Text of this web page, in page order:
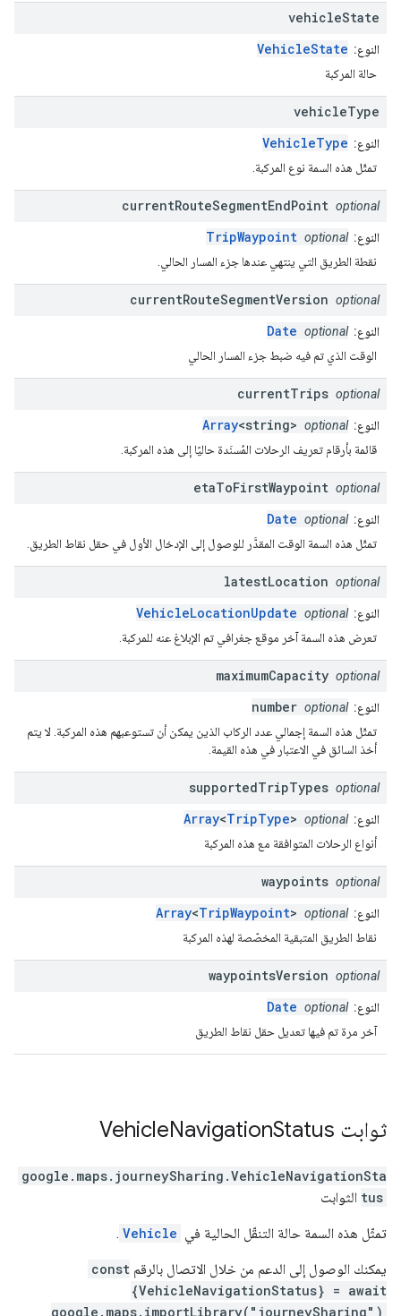
vehicleState
النوع: VehicleState
حالة المركبة
vehicleType
النوع: VehicleType
تمثّل هذه السمة نوع المركبة.
currentRouteSegmentEndPoint optional
النوع: TripWaypoint optional
نقطة الطريق التي ينتهي عندها جزء المسار الحالي.
currentRouteSegmentVersion optional
النوع: Date optional
الوقت الذي تم فيه ضبط جزء المسار الحالي
currentTrips optional
النوع: Array<string> optional
قائمة بأرقام تعريف الرحلات المُسنَدة حاليًا إلى هذه المركبة.
etaToFirstWaypoint optional
النوع: Date optional
تمثّل هذه السمة الوقت المقدَّر للوصول إلى الإدخال الأول في حقل نقاط الطريق.
latestLocation optional
النوع: VehicleLocationUpdate optional
تعرض هذه السمة آخر موقع جغرافي تم الإبلاغ عنه للمركبة.
maximumCapacity optional
النوع: number optional
تمثّل هذه السمة إجمالي عدد الركاب الذين يمكن أن تستوعبهم هذه المركبة. لا يتم
أخذ السائق في الاعتبار في هذه القيمة.
supportedTripTypes optional
النوع: Array<TripType> optional
أنواع الرحلات المتوافقة مع هذه المركبة
waypoints optional
النوع: Array<TripWaypoint> optional
نقاط الطريق المتبقية المخصّصة لهذه المركبة
waypointsVersion optional
النوع: Date optional
آخر مرة تم فيها تعديل حقل نقاط الطريق
ثوابت VehicleNavigationStatus
google.maps.journeySharing .VehicleNavigationSta
tus الثوابت
تمثّل هذه السمة حالة التنقّل الحالية في Vehicle
.
يمكنك الوصول إلى الدعم من خلال الاتصال بالرقم const
{VehicleNavigationStatus} = await
google.maps.importLibrary("journeySharing")
.